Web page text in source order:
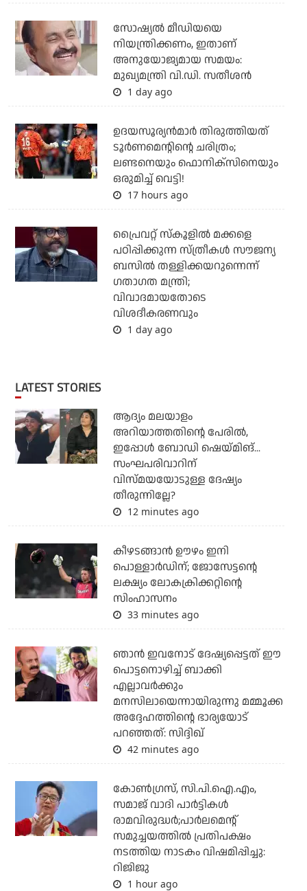
സോഷ്യല്‍ മീഡിയയെ
നിയന്ത്രിക്കണം, ഇതാണ്
അനുയോജ്യമായ സമയം:
മുഖ്യമന്ത്രി വി.ഡി. സതീശന്‍
1 day ago
ഉദയസൂര്യന്‍മാര്‍ തിരുത്തിയത്
ടൂര്‍ണമെന്റിന്റെ ചരിത്രം;
ലണ്ടനെയും ഫൊനിക്‌സിനെയും
ഒരുമിച്ച് വെട്ടി!
17 hours ago
പ്രൈവറ്റ് സ്‌കൂളില്‍ മക്കളെ
പഠിപ്പിക്കുന്ന സ്ത്രീകള്‍ സൗജന്യ
ബസില്‍ തള്ളിക്കയറുന്നെന്ന്
ഗതാഗത മന്ത്രി;
വിവാദമായതോടെ
വിശദീകരണവും
1 day ago
LATEST STORIES
ആദ്യം മലയാളം
അറിയാത്തതിന്റെ പേരില്‍,
ഇപ്പോള്‍ ബോഡി ഷെയ്മിങ്...
സംഘപരിവാറിന്
വിസ്മയയോടുള്ള ദേഷ്യം
തീരുന്നില്ലേ?
12 minutes ago
കീഴടങ്ങാന്‍ ഊഴം ഇനി
പൊള്ളാര്‍ഡിന്; ജോസേട്ടന്റെ
ലക്ഷ്യം ലോകക്രിക്കറ്റിന്റെ
സിംഹാസനം
33 minutes ago
ഞാന്‍ ഇവനോട് ദേഷ്യപ്പെട്ടത് ഈ
പൊട്ടനൊഴിച്ച് ബാക്കി
എല്ലാവര്‍ക്കും
മനസിലായെന്നായിരുന്നു മമ്മൂക്ക
അദ്ദേഹത്തിന്റെ ഭാര്യയോട്
പറഞ്ഞത്: സിദ്ദിഖ്
42 minutes ago
കോണ്‍ഗ്രസ്, സി.പി.ഐ.എം,
സമാജ് വാദി പാര്‍ട്ടികള്‍
രാമവിരുദ്ധര്‍;പാര്‍ലമെന്റ്
സമുച്ചയത്തില്‍ പ്രതിപക്ഷം
നടത്തിയ നാടകം വിഷമിപ്പിച്ചു:
റിജിജു
1 hour ago